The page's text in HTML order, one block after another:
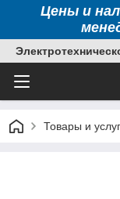
Цены и
Товары и